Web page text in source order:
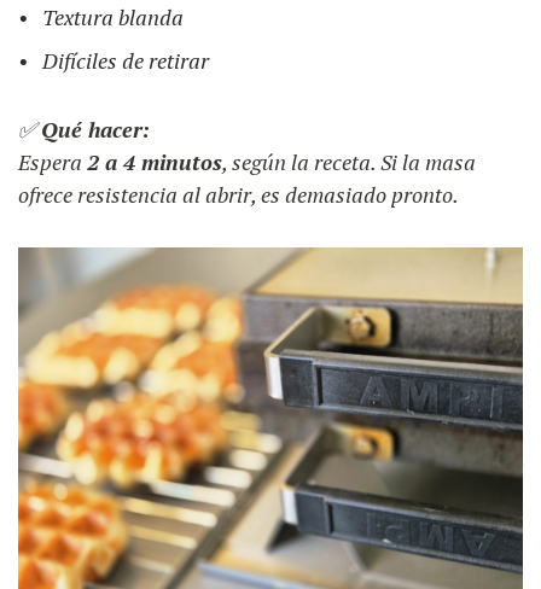
Textura blanda
Difíciles de retirar
✅Qué hacer:
Espera 2 a 4 minutos, según la receta. Si la masa
ofrece resistencia al abrir, es demasiado pronto.